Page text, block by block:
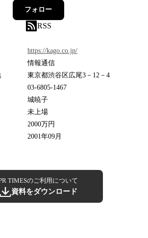
フォロー
RSS
https://kago.co.jp/
情報通信
東京都渋谷区広尾3－12－4
03-6805-1467
城暁子
未上場
2000万円
2001年09月
TIMESのご利用について
資料をダウンロード